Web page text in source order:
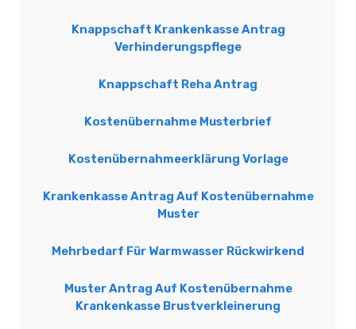
Knappschaft Krankenkasse Antrag
Verhinderungspflege
Knappschaft Reha Antrag
Kostenübernahme Musterbrief
Kostenübernahmeerklärung Vorlage
Krankenkasse Antrag Auf Kostenübernahme
Muster
Mehrbedarf Für Warmwasser Rückwirkend
Muster Antrag Auf Kostenübernahme
Krankenkasse Brustverkleinerung